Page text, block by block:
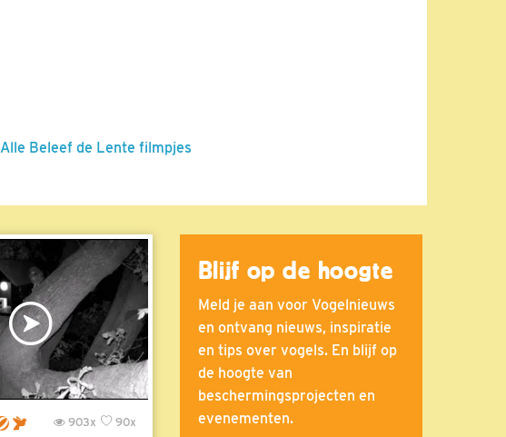
Alle Beleef de Lente filmpjes
90x
903x
Blijf op de hoogte
Meld je aan voor Vogelnieuws
en ontvang nieuws, inspiratie
en tips over vogels. En blijf op
de hoogte van
beschermingsprojecten en
evenementen.